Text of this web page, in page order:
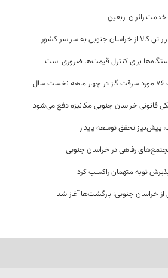
برای کنترل قیمت‌ها ضروری است
قانونی خراسان جنوبی مکانیزه دفع می‌شود
پیش‌نیاز تحقق توسعه پایدار
رفاهی در خراسان جنوبی
توبه متهمان راکسب کرد